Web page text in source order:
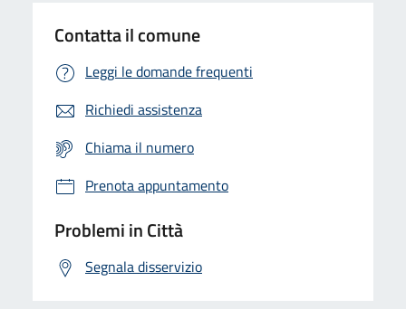
Contatta il comune
Leggi le domande frequenti
Richiedi assistenza
Chiama il numero
Prenota appuntamento
Problemi in Città
Segnala disservizio